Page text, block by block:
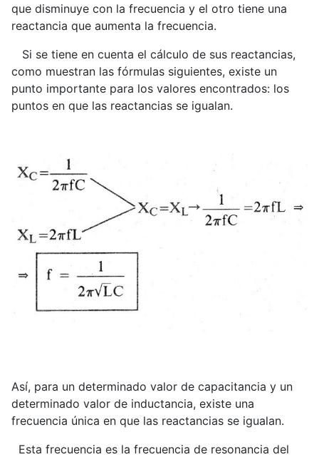
que disminuye con la frecuencia y el otro tiene una
reactancia que aumenta la frecuencia.
Si se tiene en cuenta el cálculo de sus reactancias,
como muestran las fórmulas siguientes, existe un
punto importante para los valores encontrados: los
puntos en que las reactancias se igualan.
Así, para un determinado valor de capacitancia y un
determinado valor de inductancia, existe una
frecuencia única en que las reactancias se igualan.
Esta frecuencia es la frecuencia de resonancia del